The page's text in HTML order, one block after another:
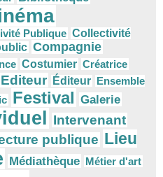
Publique Collectivité
Compagnie
Costumier Créatrice
Editeur Éditeur Ensemble
Festival Galerie
Intervenant
publique Lieu
Médiathèque Métier d'art